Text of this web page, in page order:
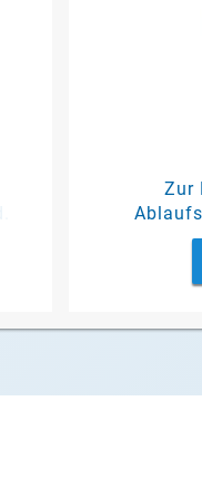
Zur
der Serien
Oasis